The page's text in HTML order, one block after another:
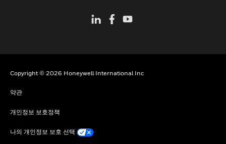
Copyright © 2026 Honeywell International Inc
약관
개인정보 보호정책
나의 개인정보 보호 선택